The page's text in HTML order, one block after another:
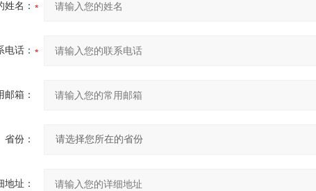
姓名：
电话：
邮箱：
省份：
地址：